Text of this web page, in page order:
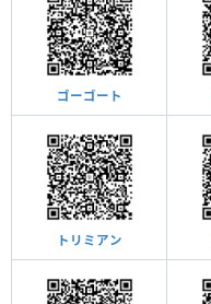
ゴーゴート
トリミアン